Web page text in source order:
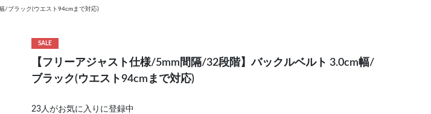
/ブラック(ウエスト94cmまで対応)
SALE
【フリーアジャスト仕様/5mm間隔/32段階】バックルベルト 3.0cm幅/
ブラック(ウエスト94cmまで対応)
23人がお気に入りに登録中